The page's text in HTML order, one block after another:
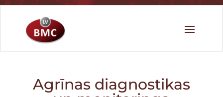
Agrīnas diagnostikas